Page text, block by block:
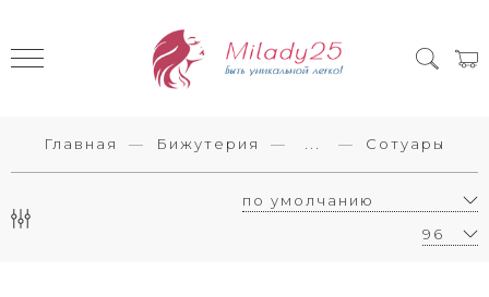
Главная Бижутерия Сотуары